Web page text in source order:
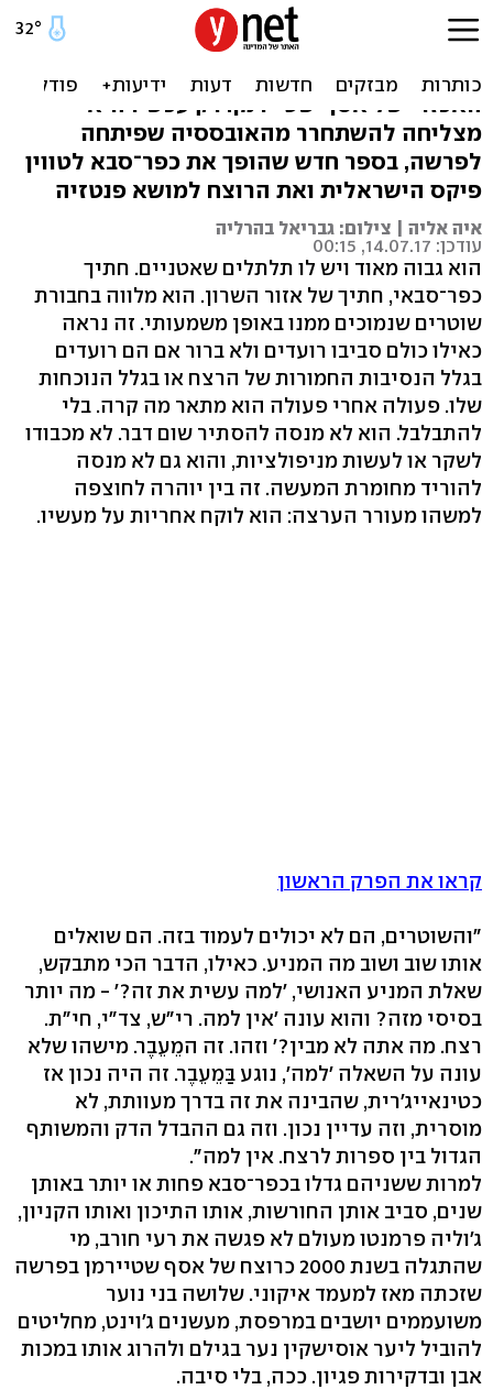
רישום פלילי
ג'וליה פרמנטו הייתה בת 16 כשפוענח הרצח
האכזרי של אסף שטיירמן. רק עכשיו היא
מצליחה להשתחרר מהאובססיה שפיתחה
לפרשה, בספר חדש שהופך את כפר־סבא לטווין
פיקס הישראלית ואת הרוצח למושא פנטזיה
איה אליה | צילום: גבריאל בהרליה
עודכן: 14.07.17, 00:15
הוא גבוה מאוד ויש לו תלתלים שאטניים. חתיך
כפר־סבאי, חתיך של אזור השרון. הוא מלווה בחבורת
שוטרים שנמוכים ממנו באופן משמעותי. זה נראה
כאילו כולם סביבו רועדים ולא ברור אם הם רועדים
בגלל הנסיבות החמורות של הרצח או בגלל הנוכחות
שלו. פעולה אחרי פעולה הוא מתאר מה קרה. בלי
להתבלבל. הוא לא מנסה להסתיר שום דבר. לא מכבודו
לשקר או לעשות מניפולציות, והוא גם לא מנסה
להוריד מחומרת המעשה. זה בין יוהרה לחוצפה
למשהו מעורר הערצה: הוא לוקח אחריות על מעשיו.
קראו את הפרק הראשון
"והשוטרים, הם לא יכולים לעמוד בזה. הם שואלים
אותו שוב ושוב מה המניע. כאילו, הדבר הכי מתבקש,
שאלת המניע האנושי, 'למה עשית את זה?' - מה יותר
בסיסי מזה? והוא עונה 'אין למה. רי"ש, צד"י, חי"ת.
רצח. מה אתה לא מבין?' וזהו. זה המֵעֵבֶר. מישהו שלא
עונה על השאלה 'למה', נוגע בַּמֵעֵבֶר. זה היה נכון אז
כטינאייג'רית, שהבינה את זה בדרך מעוותת, לא
מוסרית, וזה עדיין נכון. וזה גם ההבדל הדק והמשותף
הגדול בין ספרות לרצח. אין למה".
למרות ששניהם גדלו בכפר־סבא פחות או יותר באותן
שנים, סביב אותן החורשות, אותו התיכון ואותו הקניון,
ג'וליה פרמנטו מעולם לא פגשה את רעי חורב, מי
שהתגלה בשנת 2000 כרוצח של אסף שטיירמן בפרשה
שזכתה מאז למעמד איקוני. שלושה בני נוער
משועממים יושבים במרפסת, מעשנים ג'וינט, מחליטים
להוביל ליער אוסישקין נער בגילם ולהרוג אותו במכות
אבן ובדקירות פגיון. ככה, בלי סיבה.